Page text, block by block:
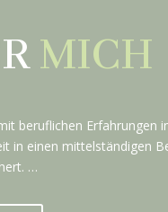
MICH
beruflichen Erfahrungen
in einen mittelständigen
…